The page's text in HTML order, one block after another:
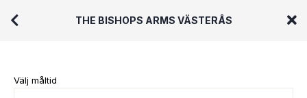
THE BISHOPS ARMS VÄSTERÅS
Välj måltid